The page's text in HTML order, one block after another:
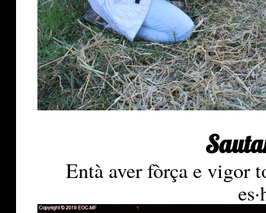
Entà aver fòrça e vigor